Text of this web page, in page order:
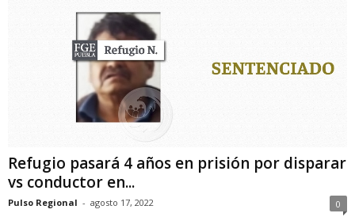
Refugio pasará 4 años en prisión por disparar
vs conductor en...
Pulso Regional - agosto 17, 2022 0